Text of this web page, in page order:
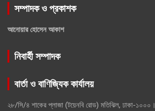
সম্পাদক ও প্রকাশক
আনোয়ার হোসেন আকাশ
নিবার্হী সম্পাদক
বার্তা ও বাণিজ্যিক কার্যালয়
২৮/সি/৪ শাকের প্লাজা (টয়েনবি রোড) মতিঝিল, ঢাকা-১০০০।